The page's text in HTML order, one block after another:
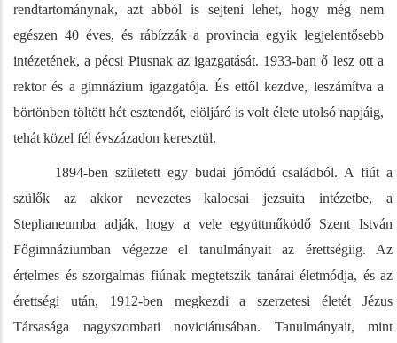
rendtartománynak, azt abból is sejteni lehet, hogy még nem
egészen 40 éves, és rábízzák a provincia egyik legjelentősebb
intézetének, a pécsi Piusnak az igazgatását. 1933-ban ő lesz ott a
rektor és a gimnázium igazgatója. És ettől kezdve, leszámítva a
börtönben töltött hét esztendőt, elöljáró is volt élete utolsó napjáig,
tehát közel fél évszázadon keresztül.
1894-ben született egy budai jómódú családból. A fiút a
szülők az akkor nevezetes kalocsai jezsuita intézetbe, a
Stephaneumba adják, hogy a vele együttműködő Szent István
Főgimnáziumban végezze el tanulmányait az érettségiig. Az
értelmes és szorgalmas fiúnak megtetszik tanárai életmódja, és az
érettségi után, 1912-ben megkezdi a szerzetesi életét Jézus
Társasága nagyszombati noviciátusában. Tanulmányait, mint